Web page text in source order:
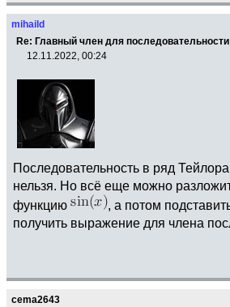
mihaild
Re: Главный член для последовательности
12.11.2022, 00:24
Последовательность в ряд
нельзя. Но всё еще можно
функцию
, а потом
получить выражение для члена
cema2643